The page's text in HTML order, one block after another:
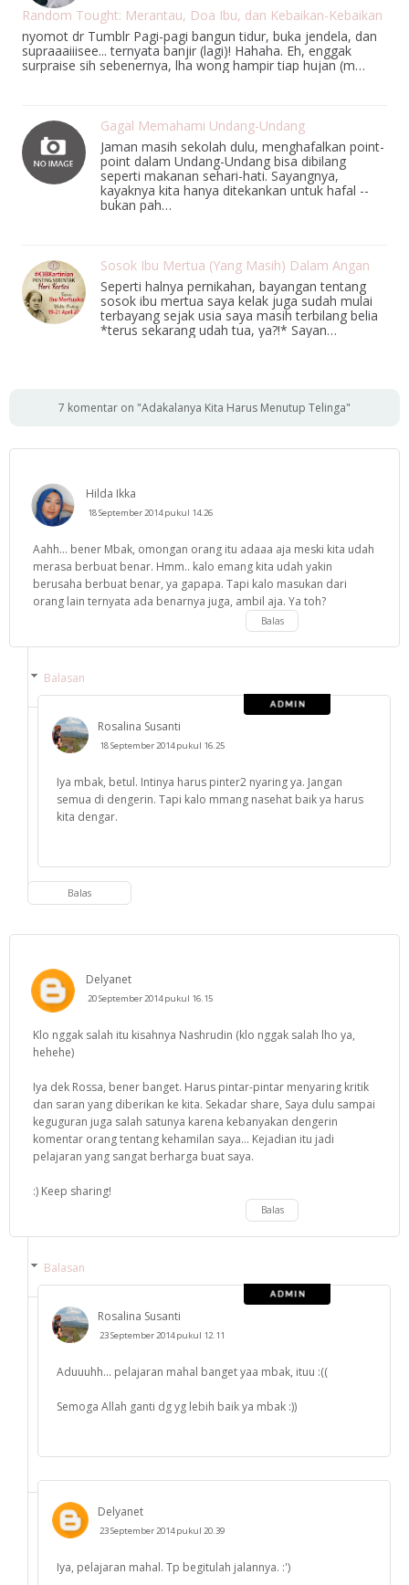
Random Tought: Merantau, Doa Ibu, dan Kebaikan-Kebaikan
nyomot dr Tumblr Pagi-pagi bangun tidur, buka jendela, dan
supraaaiiisee... ternyata banjir (lagi)! Hahaha. Eh, enggak
surpraise sih sebenernya, lha wong hampir tiap hujan (m…
Gagal Memahami Undang-Undang
Jaman masih sekolah dulu, menghafalkan point-
point dalam Undang-Undang bisa dibilang
seperti makanan sehari-hati. Sayangnya,
kayaknya kita hanya ditekankan untuk hafal --
bukan pah…
Sosok Ibu Mertua (Yang Masih) Dalam Angan
Seperti halnya pernikahan, bayangan tentang
sosok ibu mertua saya kelak juga sudah mulai
terbayang sejak usia saya masih terbilang belia
*terus sekarang udah tua, ya?!* Sayan…
7 komentar on "Adakalanya Kita Harus Menutup Telinga"
Hilda Ikka
18 September 2014 pukul 14.26
Aahh... bener Mbak, omongan orang itu adaaa aja meski kita udah
merasa berbuat benar. Hmm.. kalo emang kita udah yakin
berusaha berbuat benar, ya gapapa. Tapi kalo masukan dari
orang lain ternyata ada benarnya juga, ambil aja. Ya toh?
Balas
Balasan
Rosalina Susanti
18 September 2014 pukul 16.25
Iya mbak, betul. Intinya harus pinter2 nyaring ya. Jangan
semua di dengerin. Tapi kalo mmang nasehat baik ya harus
kita dengar.
Balas
Delyanet
20 September 2014 pukul 16.15
Klo nggak salah itu kisahnya Nashrudin (klo nggak salah lho ya,
hehehe)
Iya dek Rossa, bener banget. Harus pintar-pintar menyaring kritik
dan saran yang diberikan ke kita. Sekadar share, Saya dulu sampai
keguguran juga salah satunya karena kebanyakan dengerin
komentar orang tentang kehamilan saya... Kejadian itu jadi
pelajaran yang sangat berharga buat saya.
:) Keep sharing!
Balas
Balasan
Rosalina Susanti
23 September 2014 pukul 12.11
Aduuuhh... pelajaran mahal banget yaa mbak, ituu :((
Semoga Allah ganti dg yg lebih baik ya mbak :))
Delyanet
23 September 2014 pukul 20.39
Iya, pelajaran mahal. Tp begitulah jalannya. :')